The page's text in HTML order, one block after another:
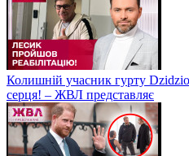
Колишній учасник гурту
серця! – ЖВЛ представляє